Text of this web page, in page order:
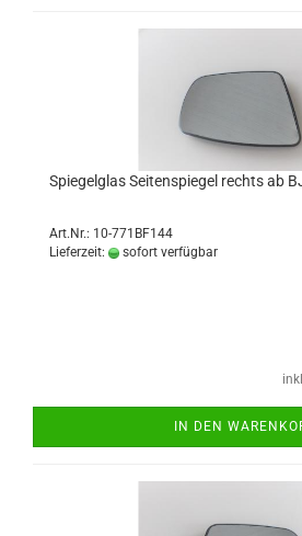
Spiegelglas Seitenspiegel rechts ab
Art.Nr.: 10-771BF144
Lieferzeit:
sofort verfügbar
IN DEN